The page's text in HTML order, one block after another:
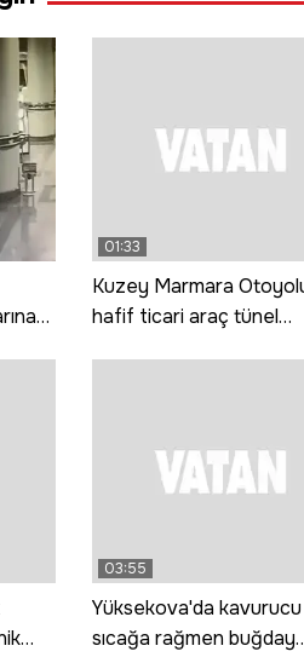
01:33
Kuzey Marmara
hafif ticari araç tünel
03:55
Yüksekova'da kavurucu
sıcağa rağmen buğday